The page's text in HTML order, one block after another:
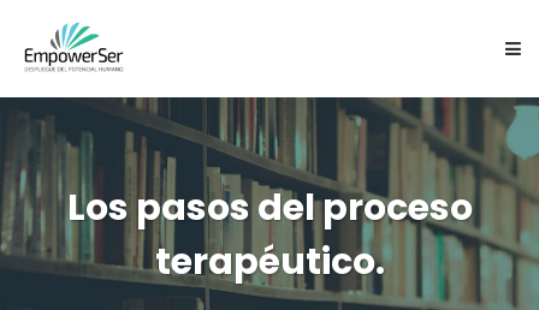
NOSOTROS
SERVICIOS
CARTAS EXPRESIVAS ES
Los pasos del proceso
terapéutico.